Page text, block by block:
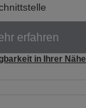
erfahren
in Ihrer Nähe